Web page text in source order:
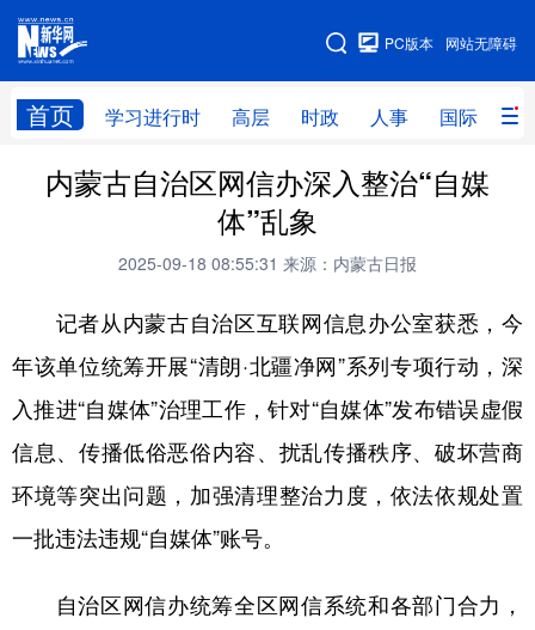
网站无障碍
PC版本
首页 学习进行时 高层 时政 人事 国际 财
网站地图
学习进行时 高层 时政 人事
财经 网评
全球连线
科技 科创 量子 体育
文化 书画 健康 军事
法律 中央文件 金融 汽车
食品 人居
内蒙古自治区网信办深入整治“自媒
体”乱象
2025-09-18 08:55:31 来源：内蒙古日报
记者从内蒙古自治区互联网信息办公室获悉，今
年该单位统筹开展“清朗·北疆净网”系列专项行动，深
入推进“自媒体”治理工作，针对“自媒体”发布错误虚假
信息、传播低俗恶俗内容、扰乱传播秩序、破坏营商
环境等突出问题，加强清理整治力度，依法依规处置
一批违法违规“自媒体”账号。
自治区网信办统筹全区网信系统和各部门合力，